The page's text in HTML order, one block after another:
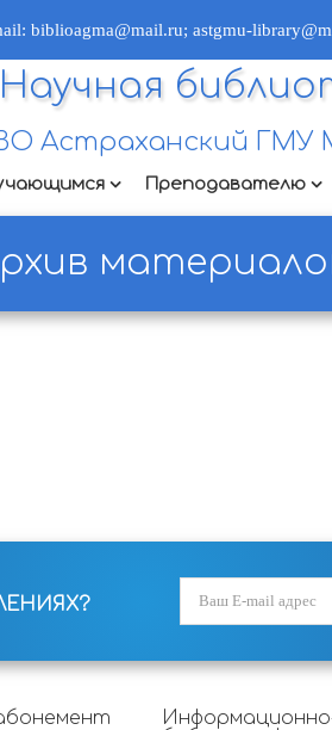
biblioagma@mail.ru; astgmu-
Научная
Астраханский ГМУ
Преподавателю